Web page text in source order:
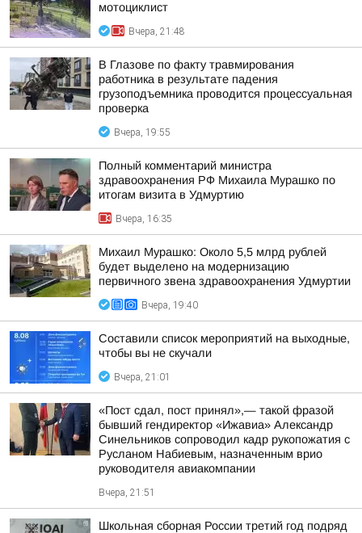
мотоциклист
Вчера, 21:48
В Глазове по факту травмирования
работника в результате падения
грузоподъемника проводится процессуальная
проверка
Вчера, 19:55
Полный комментарий министра
здравоохранения РФ Михаила Мурашко по
итогам визита в Удмуртию
Вчера, 16:35
Михаил Мурашко: Около 5,5 млрд рублей
будет выделено на модернизацию
первичного звена здравоохранения Удмуртии
Вчера, 19:40
Составили список мероприятий на выходные,
чтобы вы не скучали
Вчера, 21:01
«Пост сдал, пост принял»,— такой фразой
бывший гендиректор «Ижавиа» Александр
Синельников сопроводил кадр рукопожатия с
Русланом Набиевым, назначенным врио
руководителя авиакомпании
Вчера, 21:51
Школьная сборная России третий год подряд